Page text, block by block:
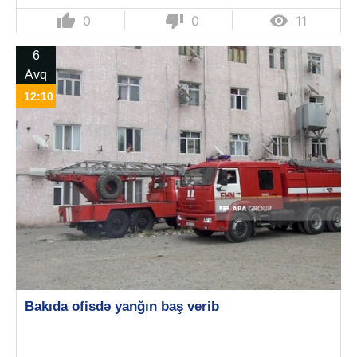
thumb_up 0 thumb_down 0  11
6
Avq
12:10
Bakıda ofisdə yanğın baş verib